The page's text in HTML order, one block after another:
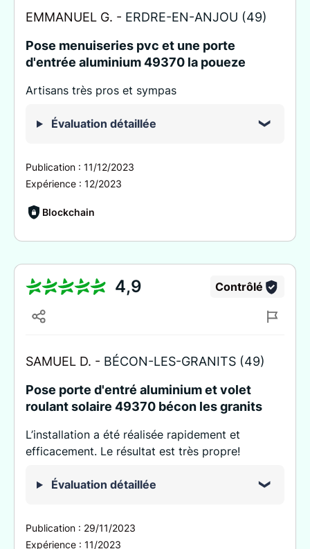
EMMANUEL G. - ERDRE-EN-ANJOU (49)
Pose menuiseries pvc et une porte
d'entrée aluminium 49370 la poueze
Artisans très pros et sympas
Évaluation détaillée
Publication : 11/12/2023
Expérience : 12/2023
Blockchain
4,9 Contrôlé
SAMUEL D. - BÉCON-LES-GRANITS (49)
Pose porte d'entré aluminium et volet
roulant solaire 49370 bécon les granits
L’installation a été réalisée rapidement et
efficacement. Le résultat est très propre!
Évaluation détaillée
Publication : 29/11/2023
Expérience : 11/2023